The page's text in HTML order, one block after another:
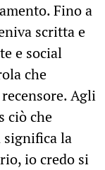
Fino a
scritta e
e social
che
Agli
ciò che
significa la
io credo si